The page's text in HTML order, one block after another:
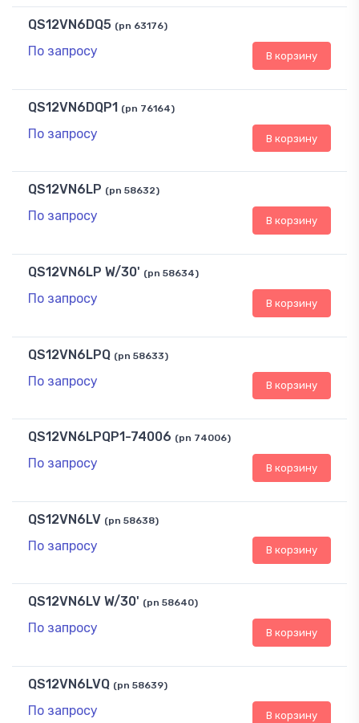
QS12VN6DQ5 (pn 63176)
По запросу В корзину
QS12VN6DQP1 (pn 76164)
По запросу В корзину
QS12VN6LP (pn 58632)
По запросу В корзину
QS12VN6LP W/30' (pn 58634)
По запросу В корзину
QS12VN6LPQ (pn 58633)
По запросу В корзину
QS12VN6LPQP1-74006 (pn 74006)
По запросу В корзину
QS12VN6LV (pn 58638)
По запросу В корзину
QS12VN6LV W/30' (pn 58640)
По запросу В корзину
QS12VN6LVQ (pn 58639)
По запросу В корзину